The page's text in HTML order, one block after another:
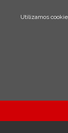
Utilizamos